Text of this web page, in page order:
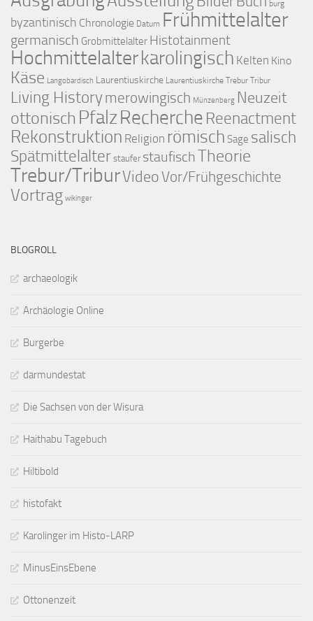
burg
byzantinisch Chronologie Datum Frühmittelalter
germanisch Grobmittelalter Histotainment
Hochmittelalterkarolingisch Kelten Kino
Käse Langobardisch Laurentiuskirche Laurentiuskirche Trebur Tribur
Living Historymerowingisch Münzenberg Neuzeit
ottonisch PfalzRecherche Reenactment
Rekonstruktion Religion römisch Sage salisch
Spätmittelalter staufer staufischTheorie
Trebur/TriburVideoVor/Frühgeschichte
Vortrag wikinger
BLOGROLL
archaeologik
Archäologie Online
Burgerbe
darmundestat
Die Sachsen von der Wisura
Haithabu Tagebuch
Hiltibold
histofakt
Karolinger im Histo-LARP
MinusEinsEbene
Ottonenzeit